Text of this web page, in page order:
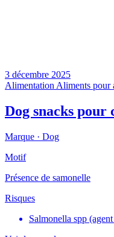
3 décembre 2025
AlimentationAliments pour
Dog snacks pour
Marque · Dog
Motif
Présence de samonelle
Risques
Salmonella spp